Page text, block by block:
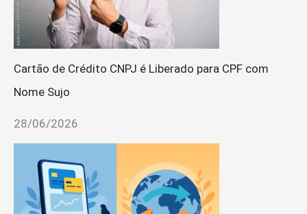
Cartão de Crédito CNPJ é Liberado para CPF com
Nome Sujo
28/06/2026